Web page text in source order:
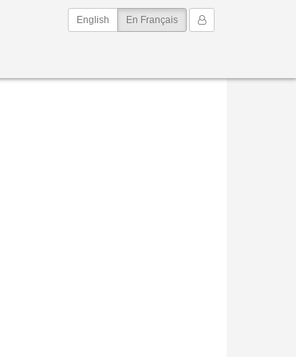
Mon Compte
English En Français(current)